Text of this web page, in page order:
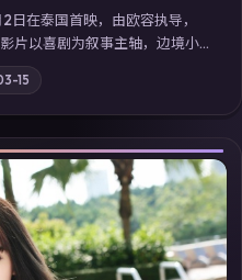
日在泰国首映，由欧容执导，
片以喜剧为叙事主轴，边境小
摄影与配乐强化地域气质；站
视剧在线看」延展检索同类型
。
15